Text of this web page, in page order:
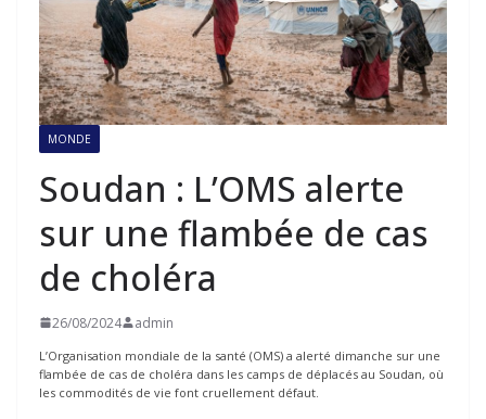
MONDE
Soudan : L’OMS alerte
sur une flambée de cas
de choléra
26/08/2024 admin
L’Organisation mondiale de la santé (OMS) a alerté dimanche sur une
flambée de cas de choléra dans les camps de déplacés au Soudan, où
les commodités de vie font cruellement défaut.